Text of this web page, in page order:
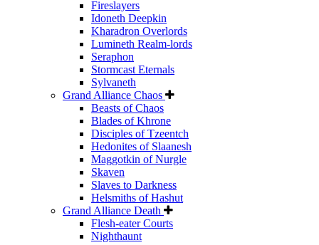
Fireslayers
Idoneth Deepkin
Kharadron Overlords
Lumineth Realm-lords
Seraphon
Stormcast Eternals
Sylvaneth
Grand Alliance Chaos
Beasts of Chaos
Blades of Khrone
Disciples of Tzeentch
Hedonites of Slaanesh
Maggotkin of Nurgle
Skaven
Slaves to Darkness
Helsmiths of Hashut
Grand Alliance Death
Flesh-eater Courts
Nighthaunt